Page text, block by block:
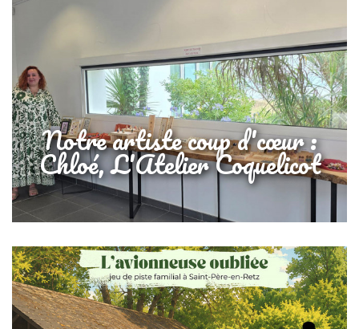
Notre artiste coup d'cœur :
Chloé, L'Atelier Coquelicot